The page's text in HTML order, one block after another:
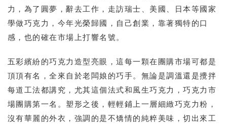
力，為了圓夢，辭去工作，走訪瑞士、美國、日本等國家
學做巧克力，今年光榮歸國，自己創業，靠著獨特的口
感，也的確在市場上打響名號。
五彩繽紛的巧克力造型亮眼，這每一顆在團購市場可都是
頂頂有名，全來自於老闆娘的巧手。無論是調溫還是攪拌
每道工法都講究，尤其這個法式和風生巧克力，巧克力市
場團購第一名。塑形之後，輕輕鋪上一層細緻巧克力粉，
沒有華麗的外衣，強調的是不矯情的純粹美味，切出來工